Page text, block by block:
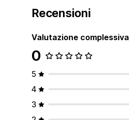
Recensioni
Valutazione complessiva
0
5
4
3